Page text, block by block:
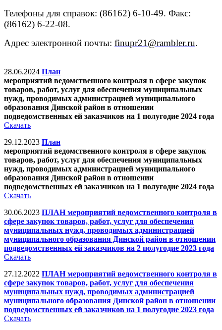
Телефоны для справок: (86162) 6-10-49. Факс:
(86162) 6-22-08.
Адрес электронной почты: finupr21@rambler.ru.
28.06.2024 План
мероприятий ведомственного контроля в сфере закупок
товаров, работ, услуг для обеспечения муниципальных
нужд, проводимых администрацией муниципального
образования Динской район в отношении
подведомственных ей заказчиков на 1 полугодие 2024 года
Скачать
29.12.2023 План
мероприятий ведомственного контроля в сфере закупок
товаров, работ, услуг для обеспечения муниципальных
нужд, проводимых администрацией муниципального
образования Динской район в отношении
подведомственных ей заказчиков на 1 полугодие 2024 года
Скачать
30.06.2023 ПЛАН мероприятий ведомственного контроля в
сфере закупок товаров, работ, услуг для обеспечения
муниципальных нужд, проводимых администрацией
муниципального образования Динской район в отношении
подведомственных ей заказчиков на 2 полугодие 2023 года
Скачать
27.12.2022 ПЛАН мероприятий ведомственного контроля в
сфере закупок товаров, работ, услуг для обеспечения
муниципальных нужд, проводимых администрацией
муниципального образования Динской район в отношении
подведомственных ей заказчиков на 1 полугодие 2023 года
Скачать